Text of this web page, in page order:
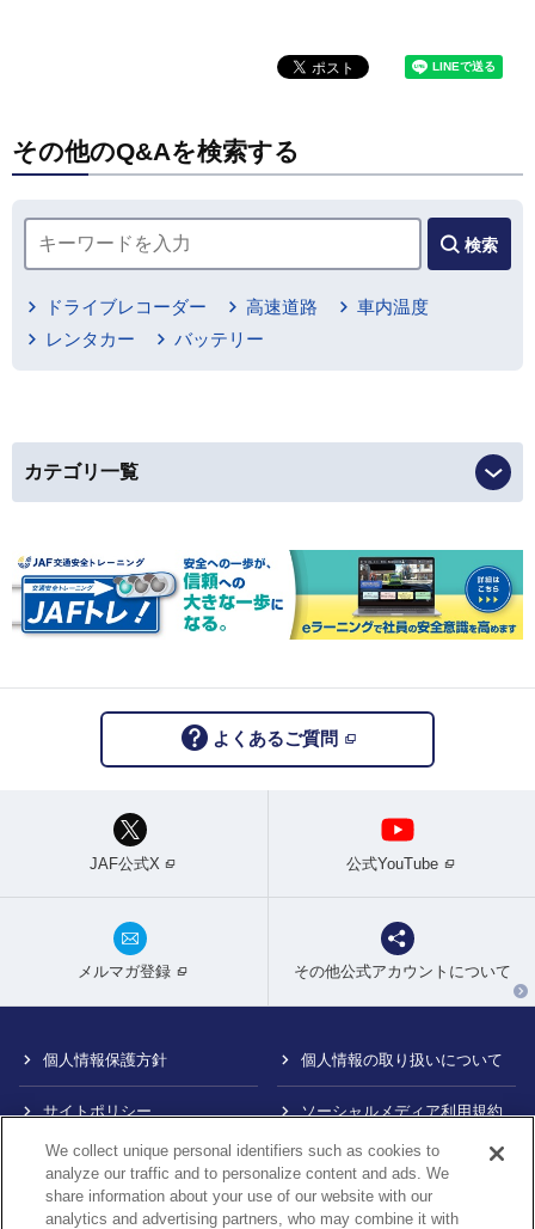
その他のQ&Aを検索する
検索
ドライブレコーダー 高速道路
車内温度
レンタカー
バッテリー
カテゴリ一覧
よくあるご質問
JAF公式X 公式YouTube
メルマガ登録 その他公式アカウントについて
個人情報保護方針 個人情報の取り扱いについて
サイトポリシー ソーシャルメディア利用規約
特定商取引法に基づく表示 情報提供終了のお知らせ
Do Not Sell or Share My
カスタマーハラスメント対応
We collect unique personal identifiers such as cookies to
analyze our traffic and to personalize content and ads. We
share information about your use of our website with our
analytics and advertising partners, who may combine it with